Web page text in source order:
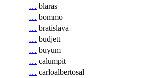
… blaras
… bommo
… bratislava
… budjett
… buyum
… calumpit
… carloalbertosal